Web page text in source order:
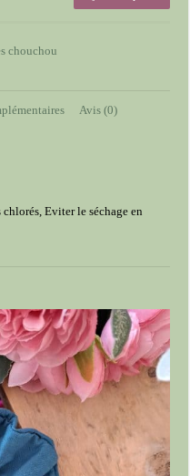
chouchou
Avis (0)
Eviter le séchage en